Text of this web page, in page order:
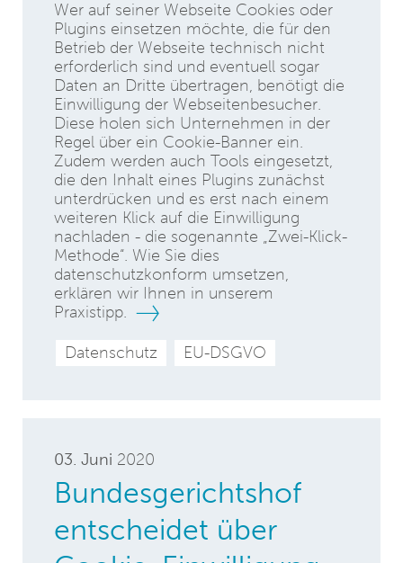
Wer auf seiner Webseite Cookies oder
Plugins einsetzen möchte, die für den
Betrieb der Webseite technisch nicht
erforderlich sind und eventuell sogar
Daten an Dritte übertragen, benötigt die
Einwilligung der Webseitenbesucher.
Diese holen sich Unternehmen in der
Regel über ein Cookie-Banner ein.
Zudem werden auch Tools eingesetzt,
die den Inhalt eines Plugins zunächst
unterdrücken und es erst nach einem
weiteren Klick auf die Einwilligung
nachladen - die sogenannte „Zwei-Klick-
Methode“. Wie Sie dies
datenschutzkonform umsetzen,
erklären wir Ihnen in unserem
Praxistipp.
Datenschutz EU-DSGVO
03. Juni 2020
Bundesgerichtshof
entscheidet über